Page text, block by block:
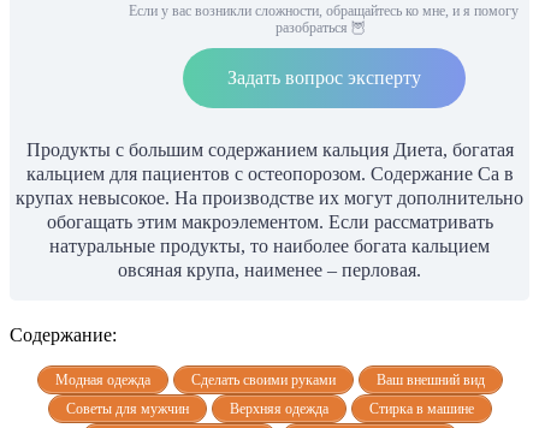
Если у вас возникли сложности, обращайтесь ко мне, и я помогу
разобраться 🦉
Задать вопрос эксперту
Продукты с большим содержанием кальция Диета, богатая
кальцием для пациентов с остеопорозом. Содержание Ca в
крупах невысокое. На производстве их могут дополнительно
обогащать этим макроэлементом. Если рассматривать
натуральные продукты, то наиболее богата кальцием
овсяная крупа, наименее – перловая.
Содержание:
Модная одежда Сделать своими руками
Ваш внешний вид
Советы для мужчин
Верхняя одежда
Стирка в машине